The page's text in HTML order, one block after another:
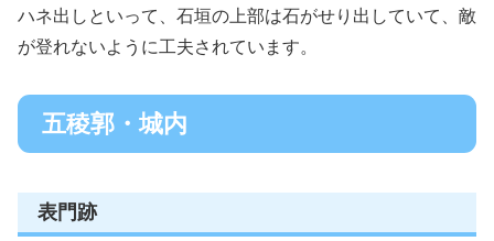
ハネ出しといって、石垣の上部は石がせり出していて、敵
が登れないように工夫されています。
五稜郭・城内
表門跡